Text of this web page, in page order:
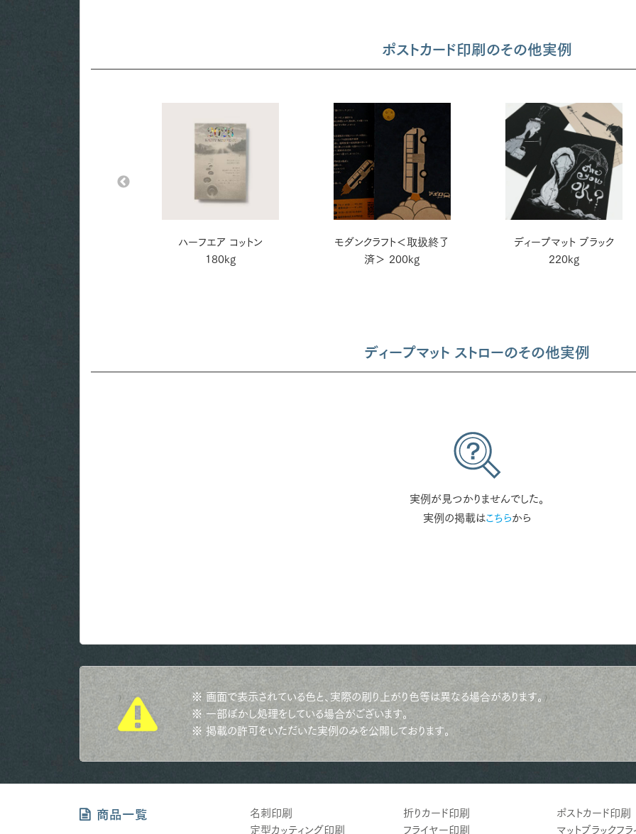
ポストカード印刷のその他実例
ハーフエア コットン
180kg
モダンクラフト＜取扱終了
済＞ 200kg
ディープマット ブラック
220kg
ディープマット ストローのその他実例
実例が見つかりませんでした。
実例の掲載はこちらから
※ 画面で表示されている色と、実際の刷り上がり色等は異なる場合があります。
※ 一部ぼかし処理をしている場合がございます。
※ 掲載の許可をいただいた実例のみを公開しております。
商品一覧 名刺印刷 折りカード印刷
ポストカード印刷
定型カッティング印刷
フライヤー印刷 マットブラックフ